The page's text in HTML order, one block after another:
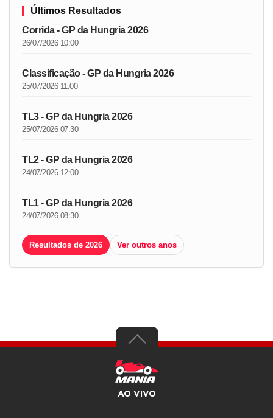
Últimos Resultados
Corrida - GP da Hungria 2026
26/07/2026 10:00
Classificação - GP da Hungria 2026
25/07/2026 11:00
TL3 - GP da Hungria 2026
25/07/2026 07:30
TL2 - GP da Hungria 2026
24/07/2026 12:00
TL1 - GP da Hungria 2026
24/07/2026 08:30
Resultados de 2026 Ver outros anos
AO VIVO